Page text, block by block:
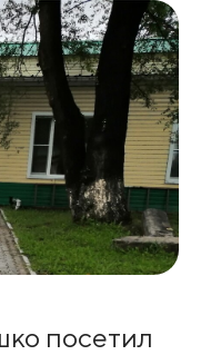
посетил